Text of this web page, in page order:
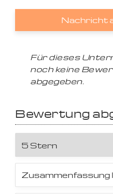
Nachricht
Für dieses
noch keine
abgegeben.
Bewertung